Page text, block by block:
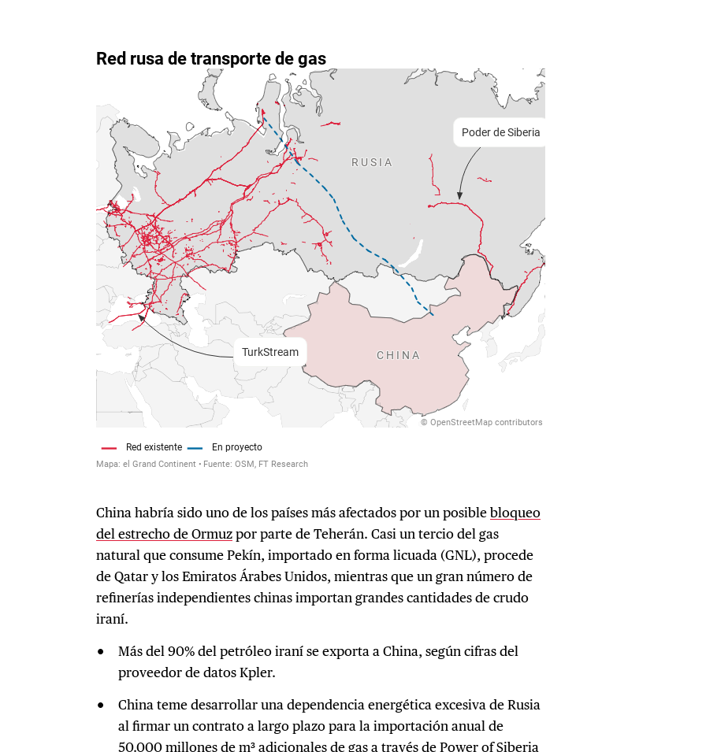
China habría sido uno de los países más afectados por un posiblebloqueo
del estrecho de Ormuzpor parte de Teherán. Casi un tercio del gas
natural que consume Pekín, importado en forma licuada (GNL), procede
de Qatar y los Emiratos Árabes Unidos, mientras que un gran número de
refinerías independientes chinas importan grandes cantidades de crudo
iraní.
Más del 90% del petróleo iraní se exporta a China, según cifras del
proveedor de datos Kpler.
China teme desarrollar una dependencia energética excesiva de Rusia
al firmar un contrato a largo plazo para la importación anual de
50.000 millones de m³ adicionales de gas a través de Power of Siberia